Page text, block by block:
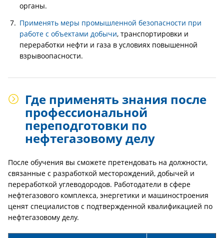
органы.
Применять меры промышленной безопасности при
работе с объектами добычи, транспортировки и
переработки нефти и газа в условиях повышенной
взрывоопасности.
Где применять знания после
профессиональной
переподготовки по
нефтегазовому делу
После обучения вы сможете претендовать на должности,
связанные с разработкой месторождений, добычей и
переработкой углеводородов. Работодатели в сфере
нефтегазового комплекса, энергетики и машиностроения
ценят специалистов с подтвержденной квалификацией по
нефтегазовому делу.